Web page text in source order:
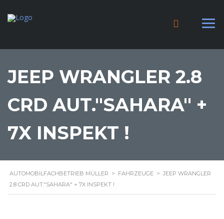
JEEP WRANGLER 2.8
CRD AUT."SAHARA" +
7X INSPEKT !
AUTOMOBILFACHBETRIEB MÜLLER > FAHRZEUGE > JEEP WRANGLER
2.8 CRD AUT."SAHARA" + 7X INSPEKT !